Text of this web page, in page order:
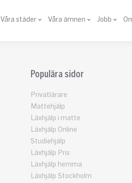
Våra städer Våra ämnen Jobb
Populära sidor
Privatlärare
Mattehjälp
Läxhjälp i matte
Läxhjälp Online
Studiehjälp
Läxhjälp Pris
Läxhjälp hemma
Läxhjälp Stockholm